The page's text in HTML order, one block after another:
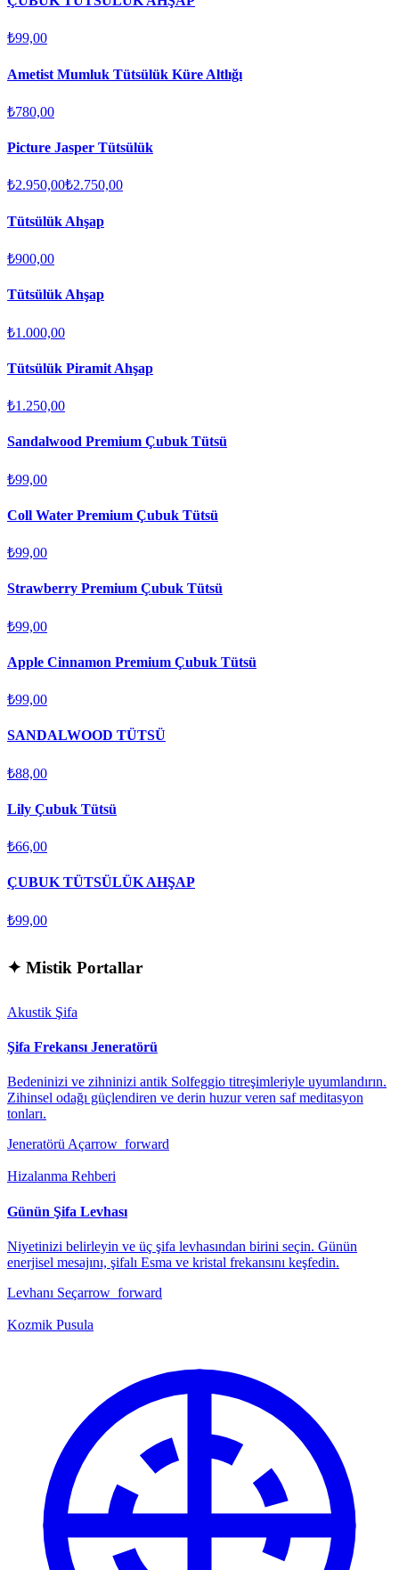
₺99,00
Ametist Mumluk Tütsülük Küre Altlığı
₺780,00
Picture Jasper Tütsülük
₺2.950,00₺2.750,00
Tütsülük Ahşap
₺900,00
Tütsülük Ahşap
₺1.000,00
Tütsülük Piramit Ahşap
₺1.250,00
Sandalwood Premium Çubuk Tütsü
₺99,00
Coll Water Premium Çubuk Tütsü
₺99,00
Strawberry Premium Çubuk Tütsü
₺99,00
Apple Cinnamon Premium Çubuk Tütsü
₺99,00
SANDALWOOD TÜTSÜ
₺88,00
Lily Çubuk Tütsü
₺66,00
ÇUBUK TÜTSÜLÜK AHŞAP
₺99,00
✦ Mistik Portallar
Akustik Şifa
Şifa Frekansı Jeneratörü
Bedeninizi ve zihninizi antik Solfeggio titreşimleriyle uyumlandırın.
Zihinsel odağı güçlendiren ve derin huzur veren saf meditasyon
tonları.
Jeneratörü Açarrow_forward
Hizalanma Rehberi
Günün Şifa Levhası
Niyetinizi belirleyin ve üç şifa levhasından birini seçin. Günün
enerjisel mesajını, şifalı Esma ve kristal frekansını keşfedin.
Levhanı Seçarrow_forward
Kozmik Pusula